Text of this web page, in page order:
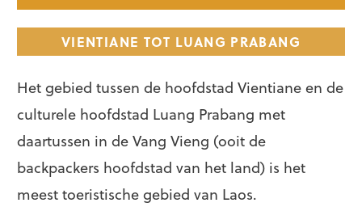
VIENTIANE TOT LUANG PRABANG
Het gebied tussen de hoofdstad Vientiane en de
culturele hoofdstad Luang Prabang met
daartussen in de Vang Vieng (ooit de
backpackers hoofdstad van het land) is het
meest toeristische gebied van Laos.